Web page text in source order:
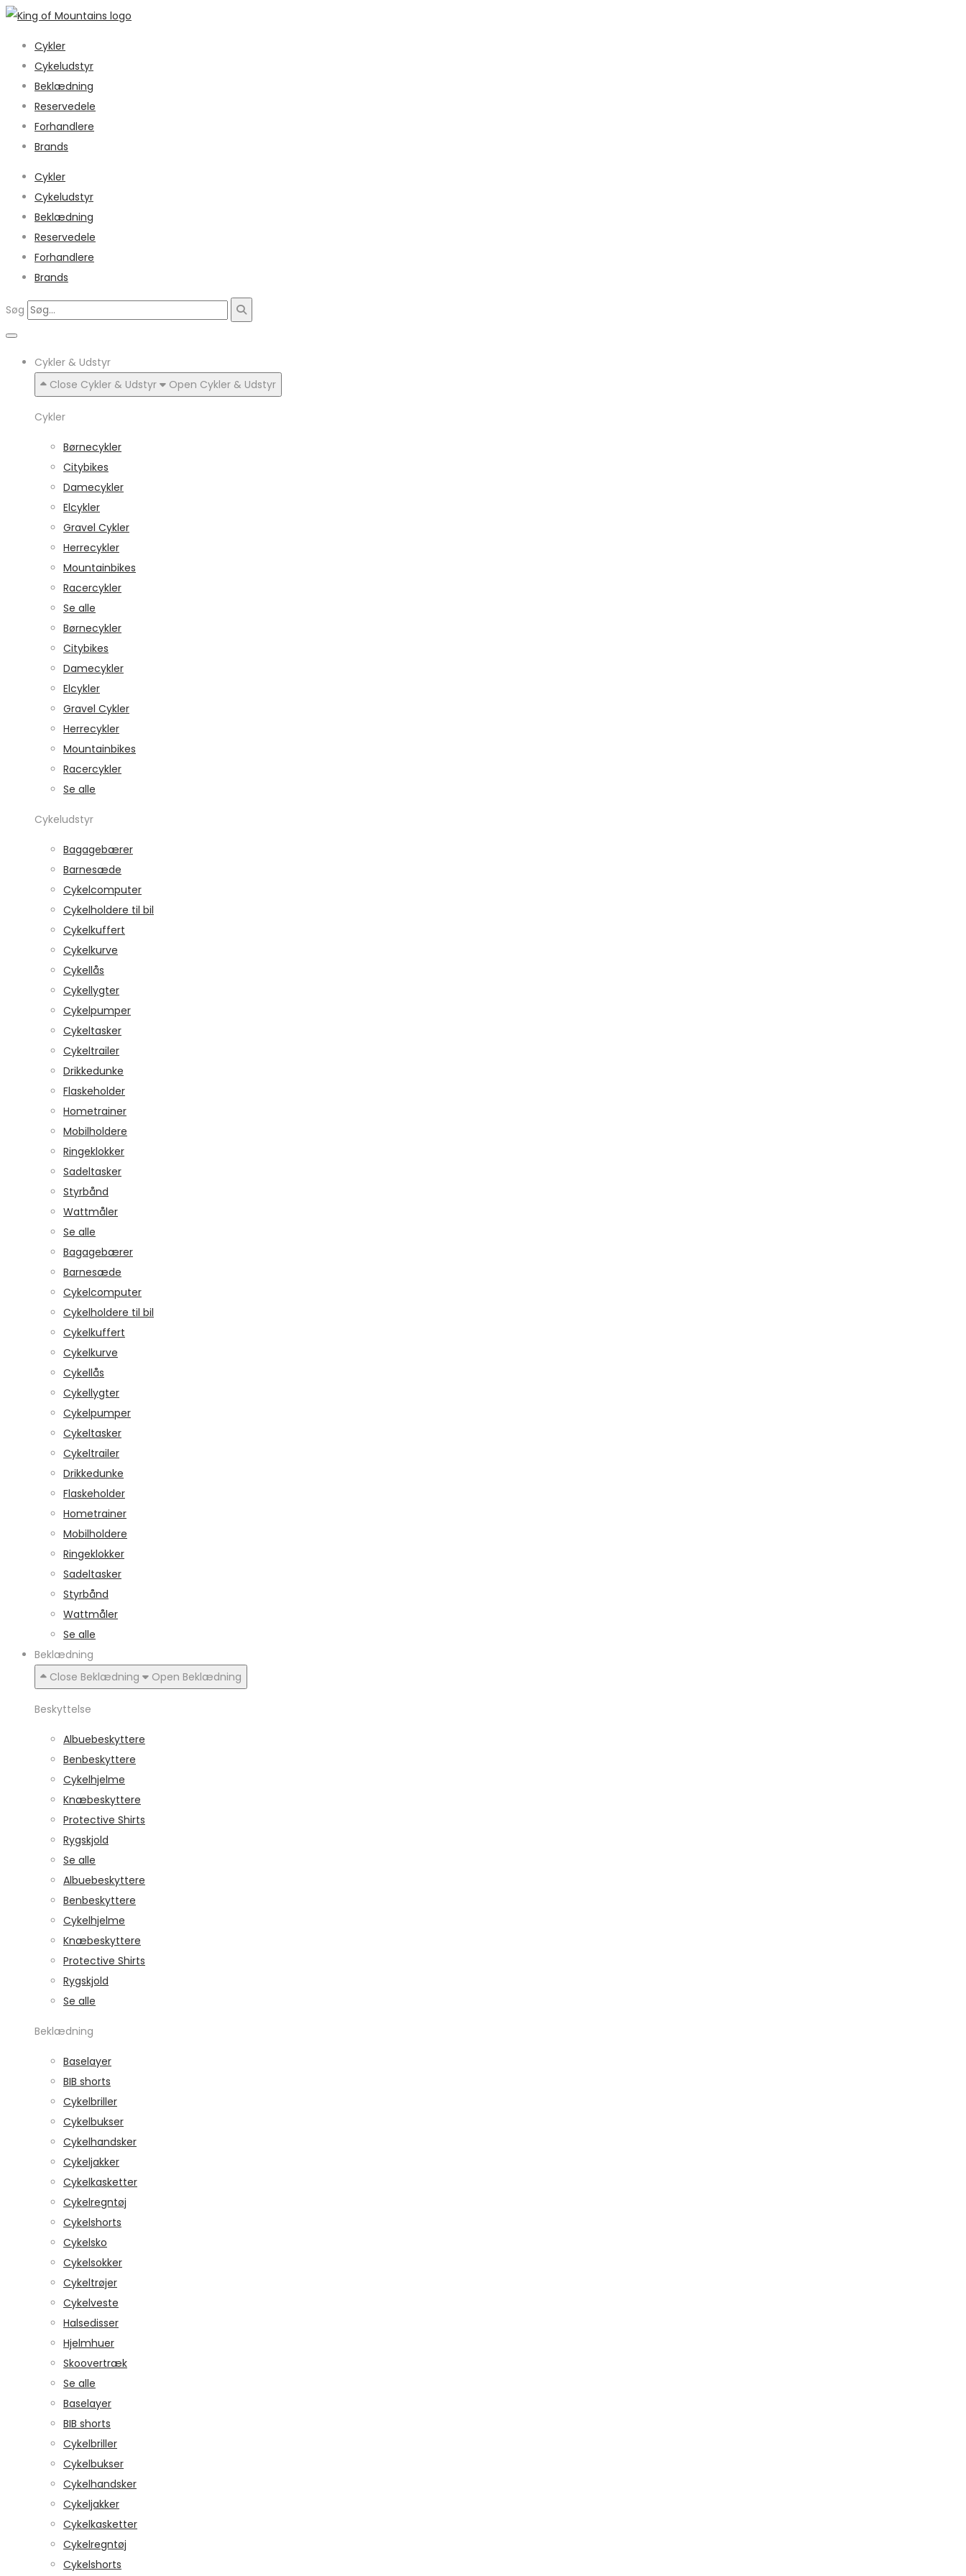
Cykler
Cykeludstyr
Beklædning
Reservedele
Forhandlere
Brands
Cykler
Cykeludstyr
Beklædning
Reservedele
Forhandlere
Brands
Søg
Cykler & Udstyr
Close Cykler & Udstyr
Open Cykler & Udstyr
Cykler
Børnecykler
Citybikes
Damecykler
Elcykler
Gravel Cykler
Herrecykler
Mountainbikes
Racercykler
Se alle
Børnecykler
Citybikes
Damecykler
Elcykler
Gravel Cykler
Herrecykler
Mountainbikes
Racercykler
Se alle
Cykeludstyr
Bagagebærer
Barnesæde
Cykelcomputer
Cykelholdere til bil
Cykelkuffert
Cykelkurve
Cykellås
Cykellygter
Cykelpumper
Cykeltasker
Cykeltrailer
Drikkedunke
Flaskeholder
Hometrainer
Mobilholdere
Ringeklokker
Sadeltasker
Styrbånd
Wattmåler
Se alle
Bagagebærer
Barnesæde
Cykelcomputer
Cykelholdere til bil
Cykelkuffert
Cykelkurve
Cykellås
Cykellygter
Cykelpumper
Cykeltasker
Cykeltrailer
Drikkedunke
Flaskeholder
Hometrainer
Mobilholdere
Ringeklokker
Sadeltasker
Styrbånd
Wattmåler
Se alle
Beklædning
Close Beklædning
Open Beklædning
Beskyttelse
Albuebeskyttere
Benbeskyttere
Cykelhjelme
Knæbeskyttere
Protective Shirts
Rygskjold
Se alle
Albuebeskyttere
Benbeskyttere
Cykelhjelme
Knæbeskyttere
Protective Shirts
Rygskjold
Se alle
Beklædning
Baselayer
BIB shorts
Cykelbriller
Cykelbukser
Cykelhandsker
Cykeljakker
Cykelkasketter
Cykelregntøj
Cykelshorts
Cykelsko
Cykelsokker
Cykeltrøjer
Cykelveste
Halsedisser
Hjelmhuer
Skoovertræk
Se alle
Baselayer
BIB shorts
Cykelbriller
Cykelbukser
Cykelhandsker
Cykeljakker
Cykelkasketter
Cykelregntøj
Cykelshorts